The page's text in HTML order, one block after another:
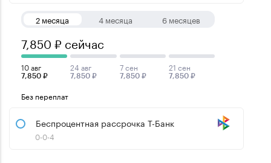
2 месяца 4 месяца 6 месяцев
7,850 ₽ сейчас
10 авг
7,850 ₽
24 авг
7,850 ₽
7 сен
7,850 ₽
21 сен
7,850 ₽
Без переплат
Беспроцентная рассрочка Т-Банк
0-0-4